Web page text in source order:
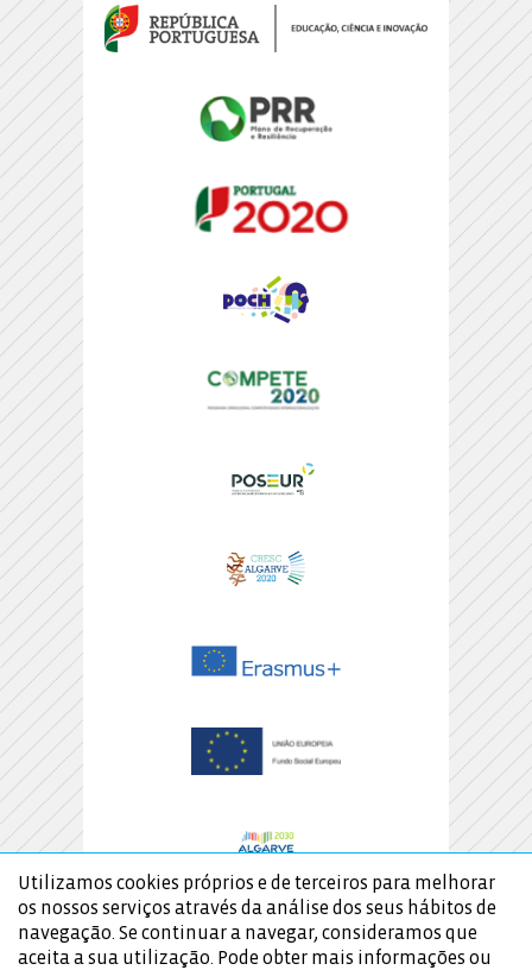
Utilizamos cookies próprios e de terceiros para melhorar
os nossos serviços através da análise dos seus hábitos de
navegação. Se continuar a navegar, consideramos que
aceita a sua utilização. Pode obter mais informações ou